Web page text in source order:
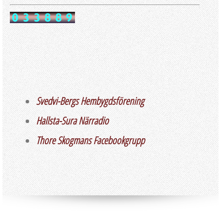
Svedvi-Bergs Hembygdsförening
Hallsta-Sura Närradio
Thore Skogmans Facebookgrupp